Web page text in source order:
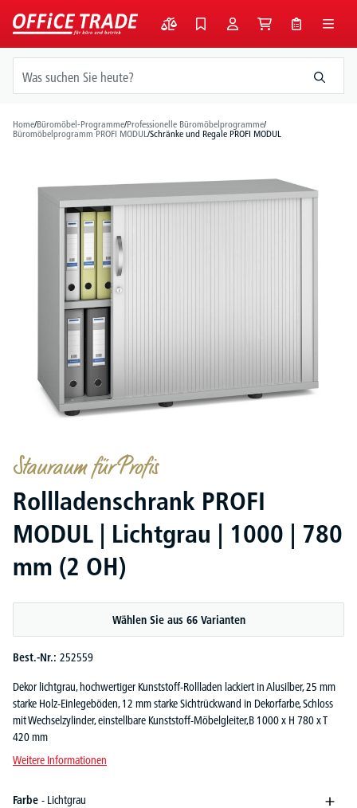
springen
Home/Büromöbel-Programme/Professionelle Büromöbelprogramme/
Büromöbelprogramm PROFI MODUL/Schränke und Regale PROFI MODUL
Stauraum für Profis
Rollladenschrank PROFI
MODUL | Lichtgrau | 1000 | 780
mm (2 OH)
Wählen Sie aus 66 Varianten
Best.-Nr.: 252559
Dekor lichtgrau, hochwertiger Kunststoff-Rollladen lackiert in Alusilber, 25 mm
starke Holz-Einlegeböden, 12 mm starke Sichtrückwand in Dekorfarbe, Schloss
mit Wechselzylinder, einstellbare Kunststoff-Möbelgleiter,B 1000 x H 780 x T
420 mm
Weitere Informationen
Farbe - Lichtgrau